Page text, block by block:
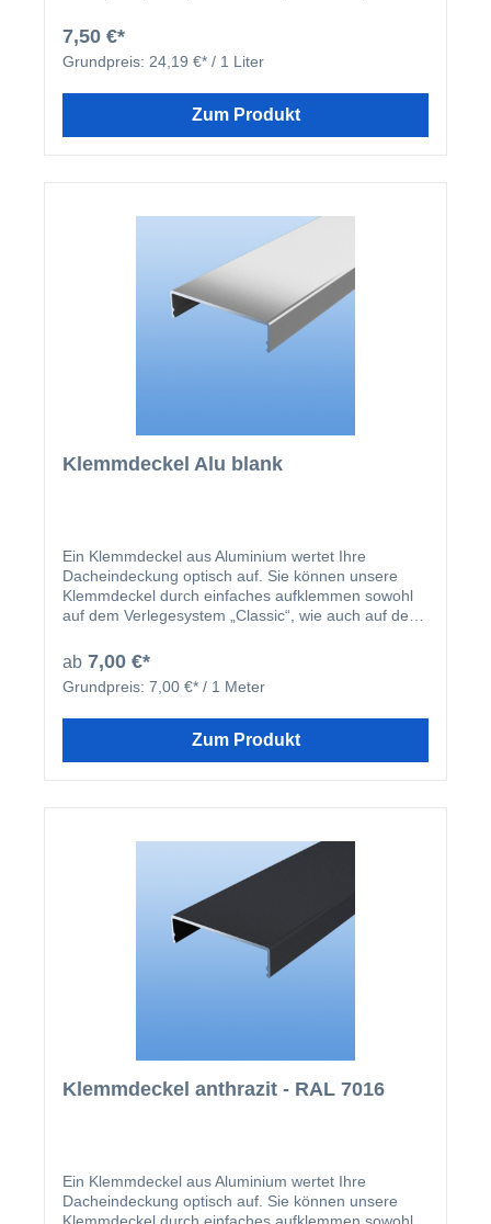
(Plexiglas®) usw. aus. Silikon von Kimtec weist
aufgrund neuester Silikontechnologie
außergewöhnliche Witterungs- und UV-Beständigkeit
7,50 €*
Grundpreis: 24,19 €* / 1 Liter
Zum Produkt
Klemmdeckel Alu blank
Ein Klemmdeckel aus Aluminium wertet Ihre
Dacheindeckung optisch auf. Sie können unsere
Klemmdeckel durch einfaches aufklemmen sowohl
auf dem Verlegesystem „Classic“, wie auch auf dem
montiert, harmoniert der Klemmdeckel nicht nur
farblich mit Ihren restlichen Profilleisten, sondern
deckt auch ideal die Schraubenköpfe der beiden
wird nach der Montage der Verlegeprofile einfach
ab 7,00 €*
Grundpreis: 7,00 €* / 1 Meter
Zum Produkt
Klemmdeckel anthrazit - RAL 7016
Ein Klemmdeckel aus Aluminium wertet Ihre
Dacheindeckung optisch auf. Sie können unsere
Klemmdeckel durch einfaches aufklemmen sowohl